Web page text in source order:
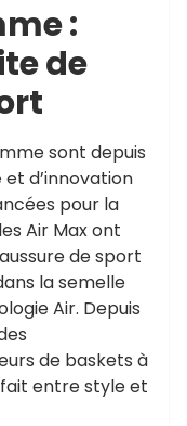
:
de
sont depuis
d’innovation
pour la
Air Max ont
de sport
la semelle
Air. Depuis
de baskets à
entre style et